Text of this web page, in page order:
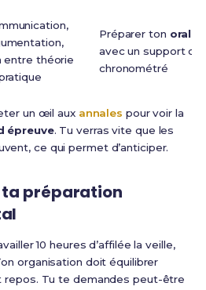
entre théorie
Préparer ton oral
avec un support
chronométré
un œil aux annales pour voir la
épreuve. Tu verras vite que les
ce qui permet d’anticiper.
préparation
10 heures d’affilée la veille,
organisation doit équilibrer
repos. Tu te demandes peut-être